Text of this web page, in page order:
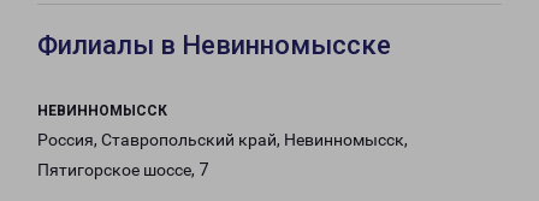
Филиалы в Невинномысске
НЕВИННОМЫССК
Россия, Ставропольский край, Невинномысск,
Пятигорское шоссе, 7